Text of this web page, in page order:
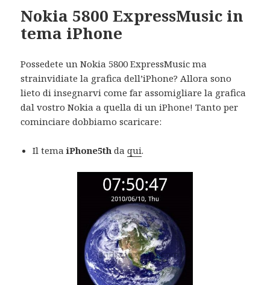
Nokia 5800 ExpressMusic in
tema iPhone
Possedete un Nokia 5800 ExpressMusic ma
strainvidiate la grafica dell’iPhone? Allora sono
lieto di insegnarvi come far assomigliare la grafica
dal vostro Nokia a quella di un iPhone! Tanto per
cominciare dobbiamo scaricare:
Il tema iPhone5th daqui.